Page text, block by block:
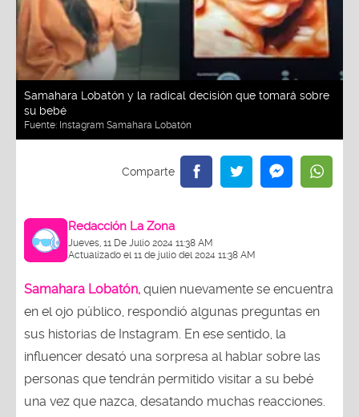
Samahara Lobatón y la radical decisión que tomará sobre
su bebé
Fuente: Instagram Samahara Lobatón
Redacción La Zona
Jueves, 11 De Julio 2024 11:38 AM
Actualizado el 11 de julio del 2024 11:38 AM
Samahara Lobatón, quien nuevamente se encuentra
en el ojo público, respondió algunas preguntas en
sus historias de Instagram. En ese sentido, la
influencer desató una sorpresa al hablar sobre las
personas que tendrán permitido visitar a su bebé
una vez que nazca, desatando muchas reacciones.